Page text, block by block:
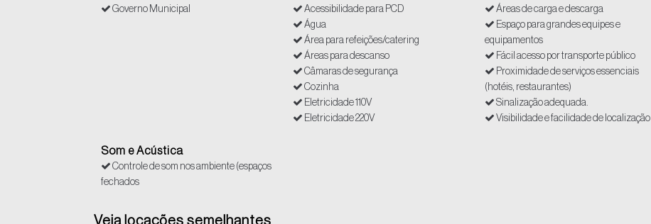
Governo Municipal
Acessibilidade para PCD
Água
Área para refeições/catering
Áreas para descanso
Câmaras de segurança
Cozinha
Eletricidade 110V
Eletricidade 220V
Áreas de carga e descarga
Espaço para grandes equipes e
equipamentos
Fácil acesso por transporte público
Proximidade de serviços essenciais
(hotéis, restaurantes)
Sinalização adequada.
Visibilidade e facilidade de localização
Som e Acústica
Controle de som nos ambiente (espaços
fechados
Veja locações semelhantes